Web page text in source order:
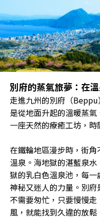
別府的蒸氣旅夢：在
走進九州的別府（
是從地面升起的溫暖蒸
一座天然的療癒工坊，
在鐵輪地區漫步時，街
溫泉。海地獄的湛藍泉
獄的乳白色溫泉池，每
神秘又迷人的力量。別
不需要匆忙，只要慢慢
風，就能找到久違的放鬆